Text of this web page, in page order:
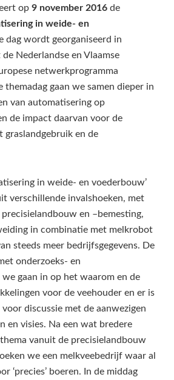
op 9 november 2016 de
in weide- en
dag wordt georganiseerd in
Nederlandse en Vlaamse
netwerkprogramma
themadag gaan we samen dieper in
van automatisering op
de impact daarvan voor de
graslandgebruik en de
in weide- en voederbouw’
verschillende invalshoeken, met
en –bemesting,
in combinatie met melkrobot
steeds meer bedrijfsgegevens. De
onderzoeks- en
gaan in op het waarom en de
voor de veehouder en er is
discussie met de aanwezigen
en visies. Na een wat bredere
vanuit de precisielandbouw
we een melkveebedrijf waar al
‘precies’ boeren. In de middag